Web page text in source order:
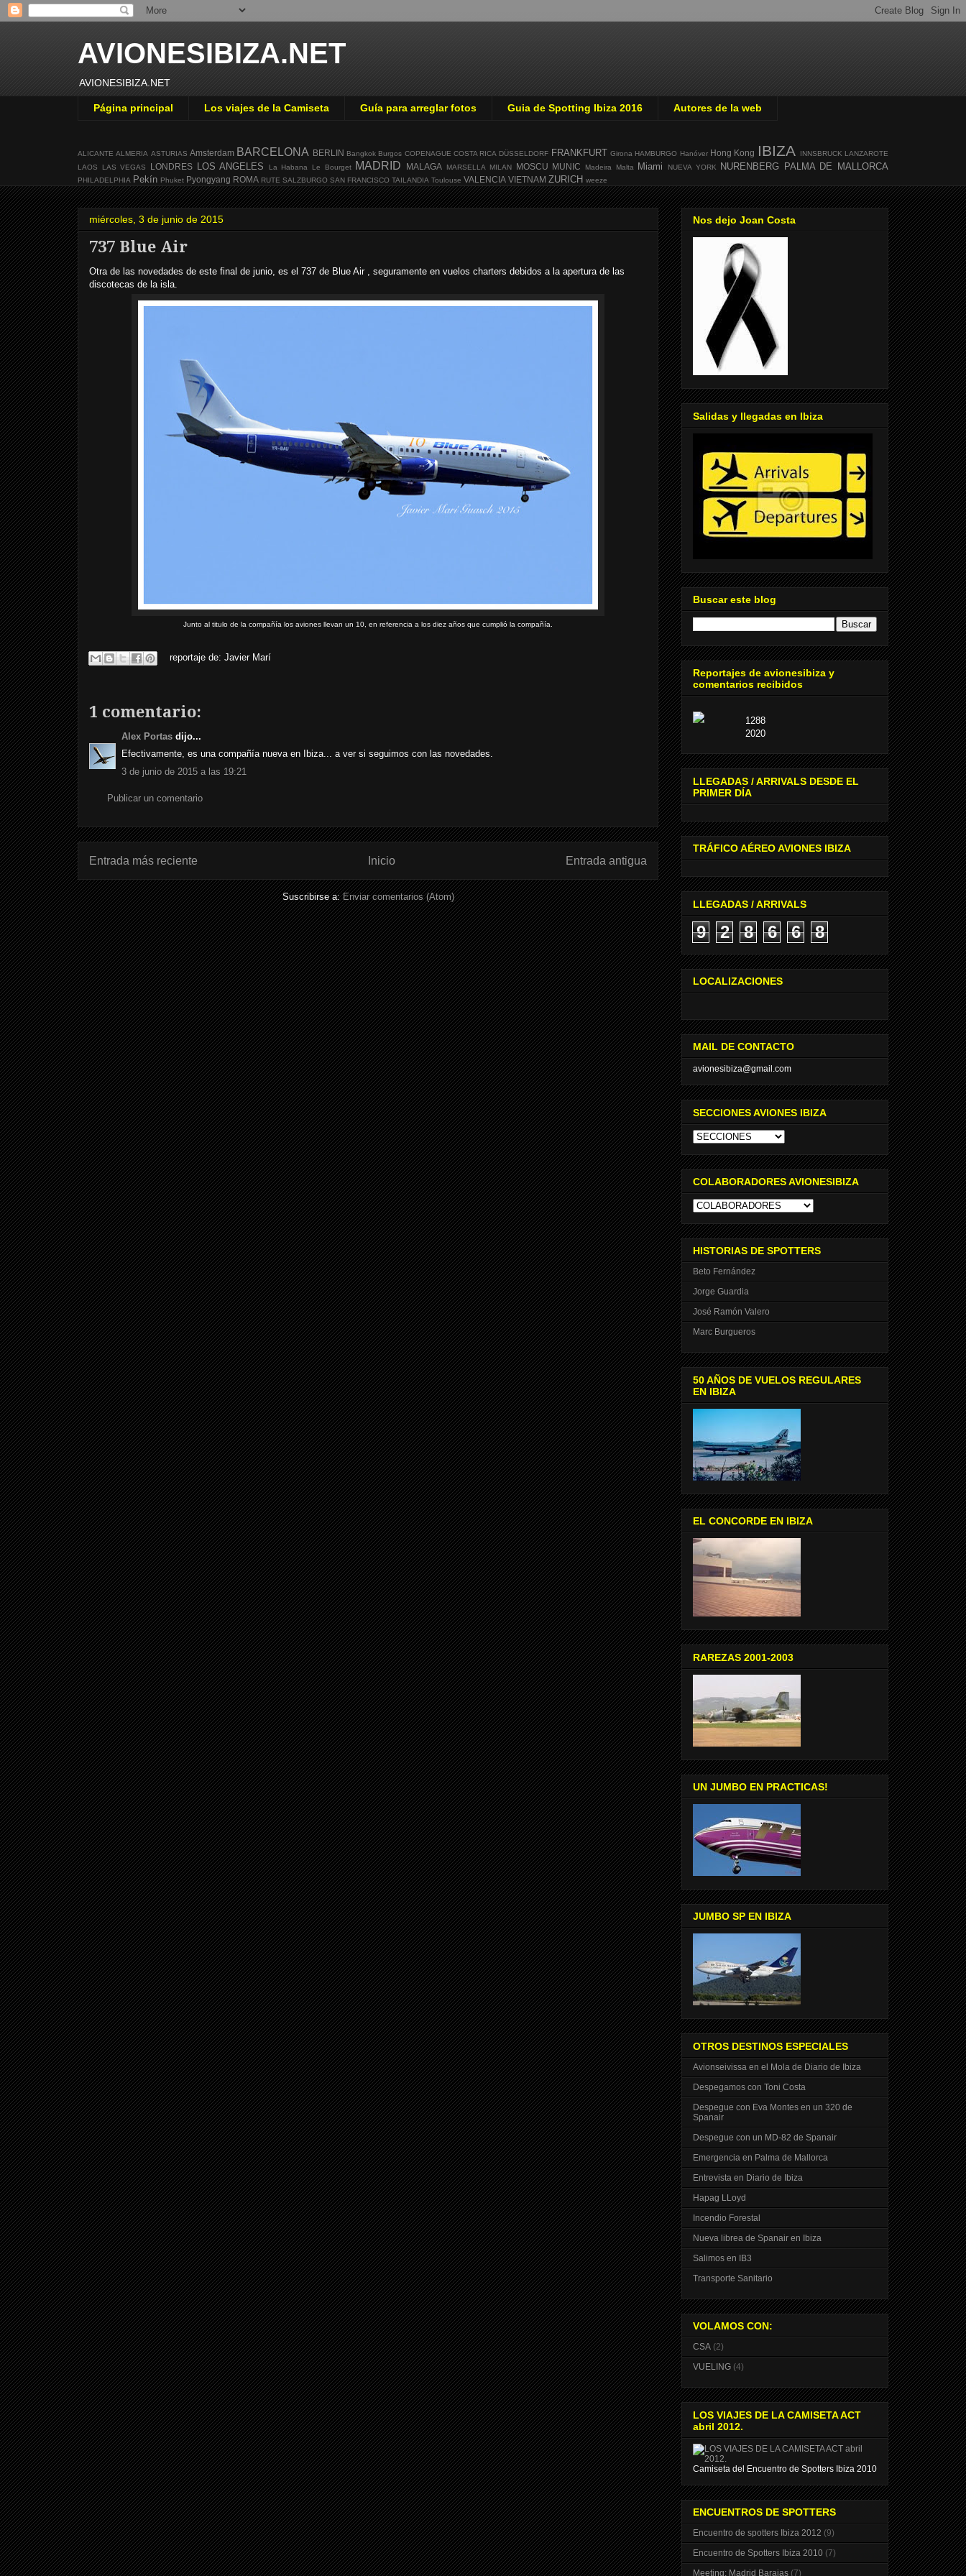
AVIONESIBIZA.NET
AVIONESIBIZA.NET
Página principal Los viajes de la Camiseta Guía para arreglar fotos Guia de Spotting Ibiza 2016 Autores de la web
ALICANTE ALMERIA ASTURIAS Amsterdam BARCELONA BERLIN Bangkok Burgos COPENAGUE COSTA RICA DÜSSELDORF FRANKFURT Girona HAMBURGO Hanóver Hong Kong IBIZA INNSBRUCK LANZAROTE
LAOS
LAS VEGAS LONDRES LOS ANGELES La Habana Le Bourget MADRID MALAGA MARSELLA MILAN MOSCU MUNIC Madeira Malta Miami NUEVA YORK NURENBERG PALMA DE MALLORCA
PHILADELPHIA Pekín Phuket Pyongyang ROMA RUTE SALZBURGO SAN FRANCISCO TAILANDIA Toulouse VALENCIA VIETNAM ZURICH weeze
miércoles, 3 de junio de 2015
737 Blue Air
Otra de las novedades de este final de junio, es el 737 de Blue Air , seguramente en vuelos charters debidos a la apertura de las
discotecas de la isla.
Junto al titulo de la compañía los aviones llevan un 10, en referencia a los diez años que cumplió la compañía.
reportaje de: Javier Marí
1 comentario:
Alex Portas dijo...
Efectivamente, es una compañía nueva en Ibiza... a ver si seguimos con las novedades.
3 de junio de 2015 a las 19:21
Publicar un comentario
Entrada más reciente Entrada antigua
Inicio
Suscribirse a:Enviar comentarios (Atom)
Nos dejo Joan Costa
Salidas y llegadas en Ibiza
Buscar este blog
Reportajes de avionesibiza y
comentarios recibidos
1288
2020
LLEGADAS / ARRIVALS DESDE EL
PRIMER DÍA
TRÁFICO AÉREO AVIONES IBIZA
LLEGADAS / ARRIVALS
9 2 8 6 6 8
LOCALIZACIONES
MAIL DE CONTACTO
avionesibiza@gmail.com
SECCIONES AVIONES IBIZA
COLABORADORES AVIONESIBIZA
HISTORIAS DE SPOTTERS
Beto Fernández
Jorge Guardia
José Ramón Valero
Marc Burgueros
50 AÑOS DE VUELOS REGULARES
EN IBIZA
EL CONCORDE EN IBIZA
RAREZAS 2001-2003
UN JUMBO EN PRACTICAS!
JUMBO SP EN IBIZA
OTROS DESTINOS ESPECIALES
Avionseivissa en el Mola de Diario de Ibiza
Despegamos con Toni Costa
Despegue con Eva Montes en un 320 de
Spanair
Despegue con un MD-82 de Spanair
Emergencia en Palma de Mallorca
Entrevista en Diario de Ibiza
Hapag LLoyd
Incendio Forestal
Nueva librea de Spanair en Ibiza
Salimos en IB3
Transporte Sanitario
VOLAMOS CON:
CSA (2)
VUELING (4)
LOS VIAJES DE LA CAMISETA ACT
abril 2012.
Camiseta del Encuentro de Spotters Ibiza 2010
ENCUENTROS DE SPOTTERS
Encuentro de spotters Ibiza 2012 (9)
Encuentro de Spotters Ibiza 2010 (7)
Meeting: Madrid Barajas (7)